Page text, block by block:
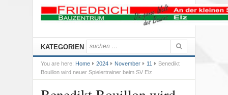
KATEGORIEN
You are here: Home 2024 November 11
Benedikt
Bouillon wird neuer Spielertrainer beim SV Elz